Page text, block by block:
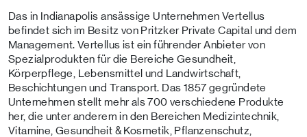
Das in Indianapolis ansässige Unternehmen Vertellus
befindet sich im Besitz von Pritzker Private Capital und dem
Management. Vertellus ist ein führender Anbieter von
Spezialprodukten für die Bereiche Gesundheit,
Körperpflege, Lebensmittel und Landwirtschaft,
Beschichtungen und Transport. Das 1857 gegründete
Unternehmen stellt mehr als 700 verschiedene Produkte
her, die unter anderem in den Bereichen Medizintechnik,
Vitamine, Gesundheit & Kosmetik, Pflanzenschutz,